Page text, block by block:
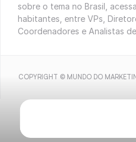
sobre o tema no Brasil,
habitantes, entre VPs,
Coordenadores e Analistas
COPYRIGHT © MUNDO DO